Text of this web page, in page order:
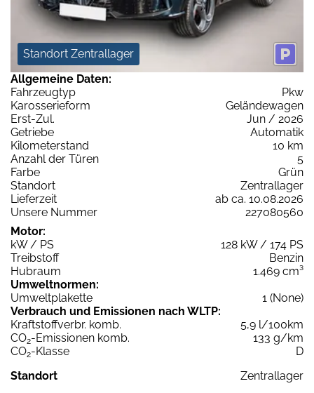
Standort Zentrallager
Allgemeine Daten:
Fahrzeugtyp
Pkw
Karosserieform
Geländewagen
Erst-Zul.
Jun / 2026
Getriebe
Automatik
Kilometerstand
10 km
Anzahl der Türen
5
Farbe
Grün
Standort
Zentrallager
Lieferzeit
ab ca. 10.08.2026
Unsere Nummer
227080560
Motor:
kW / PS
128 kW / 174 PS
Treibstoff
Benzin
Hubraum
1.469 cm³
Umweltnormen:
Umweltplakette
1 (None)
Verbrauch und Emissionen nach WLTP:
Kraftstoffverbr. komb.
5,9 l/100km
CO2-Emissionen komb.
133 g/km
CO2-Klasse
D
Standort
Zentrallager